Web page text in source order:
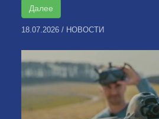
Далее
18.07.2026 / НОВОСТИ